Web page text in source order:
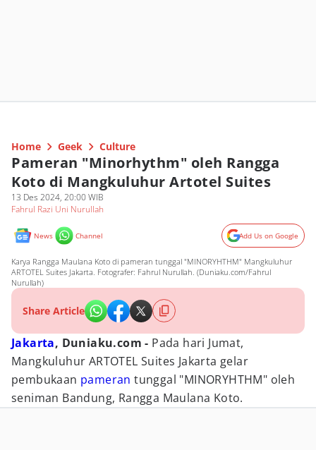
Home Geek Culture
Pameran "Minorhythm" oleh Rangga
Koto di Mangkuluhur Artotel Suites
13 Des 2024, 20:00 WIB
Fahrul Razi Uni Nurullah
News Channel Add Us on Google
Karya Rangga Maulana Koto di pameran tunggal "MINORYHTHM" Mangkuluhur
ARTOTEL Suites Jakarta. Fotografer: Fahrul Nurullah. (Duniaku.com/Fahrul
Nurullah)
Share Article
Jakarta, Duniaku.com - Pada hari Jumat,
Mangkuluhur ARTOTEL Suites Jakarta gelar
pembukaan pameran tunggal "MINORYHTHM" oleh
seniman Bandung, Rangga Maulana Koto.